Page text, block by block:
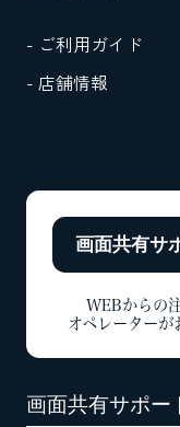
- ご利用ガイド
- 店舗情報
画面共有サ
WEBからの
オペレーターが
画面共有サポー